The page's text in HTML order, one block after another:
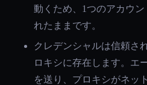
動くため、1つのアカウ
れたままです。
クレデンシャルは信頼さ
ロキシに存在します。エ
を送り、プロキシがネッ